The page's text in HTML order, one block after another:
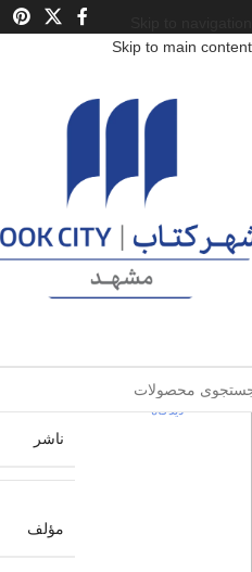
Skip to main content
محصولات / کتاب کودک و نوجوان
فروخته شده
0 بدون
دیدگاه
ناشر
مؤلف